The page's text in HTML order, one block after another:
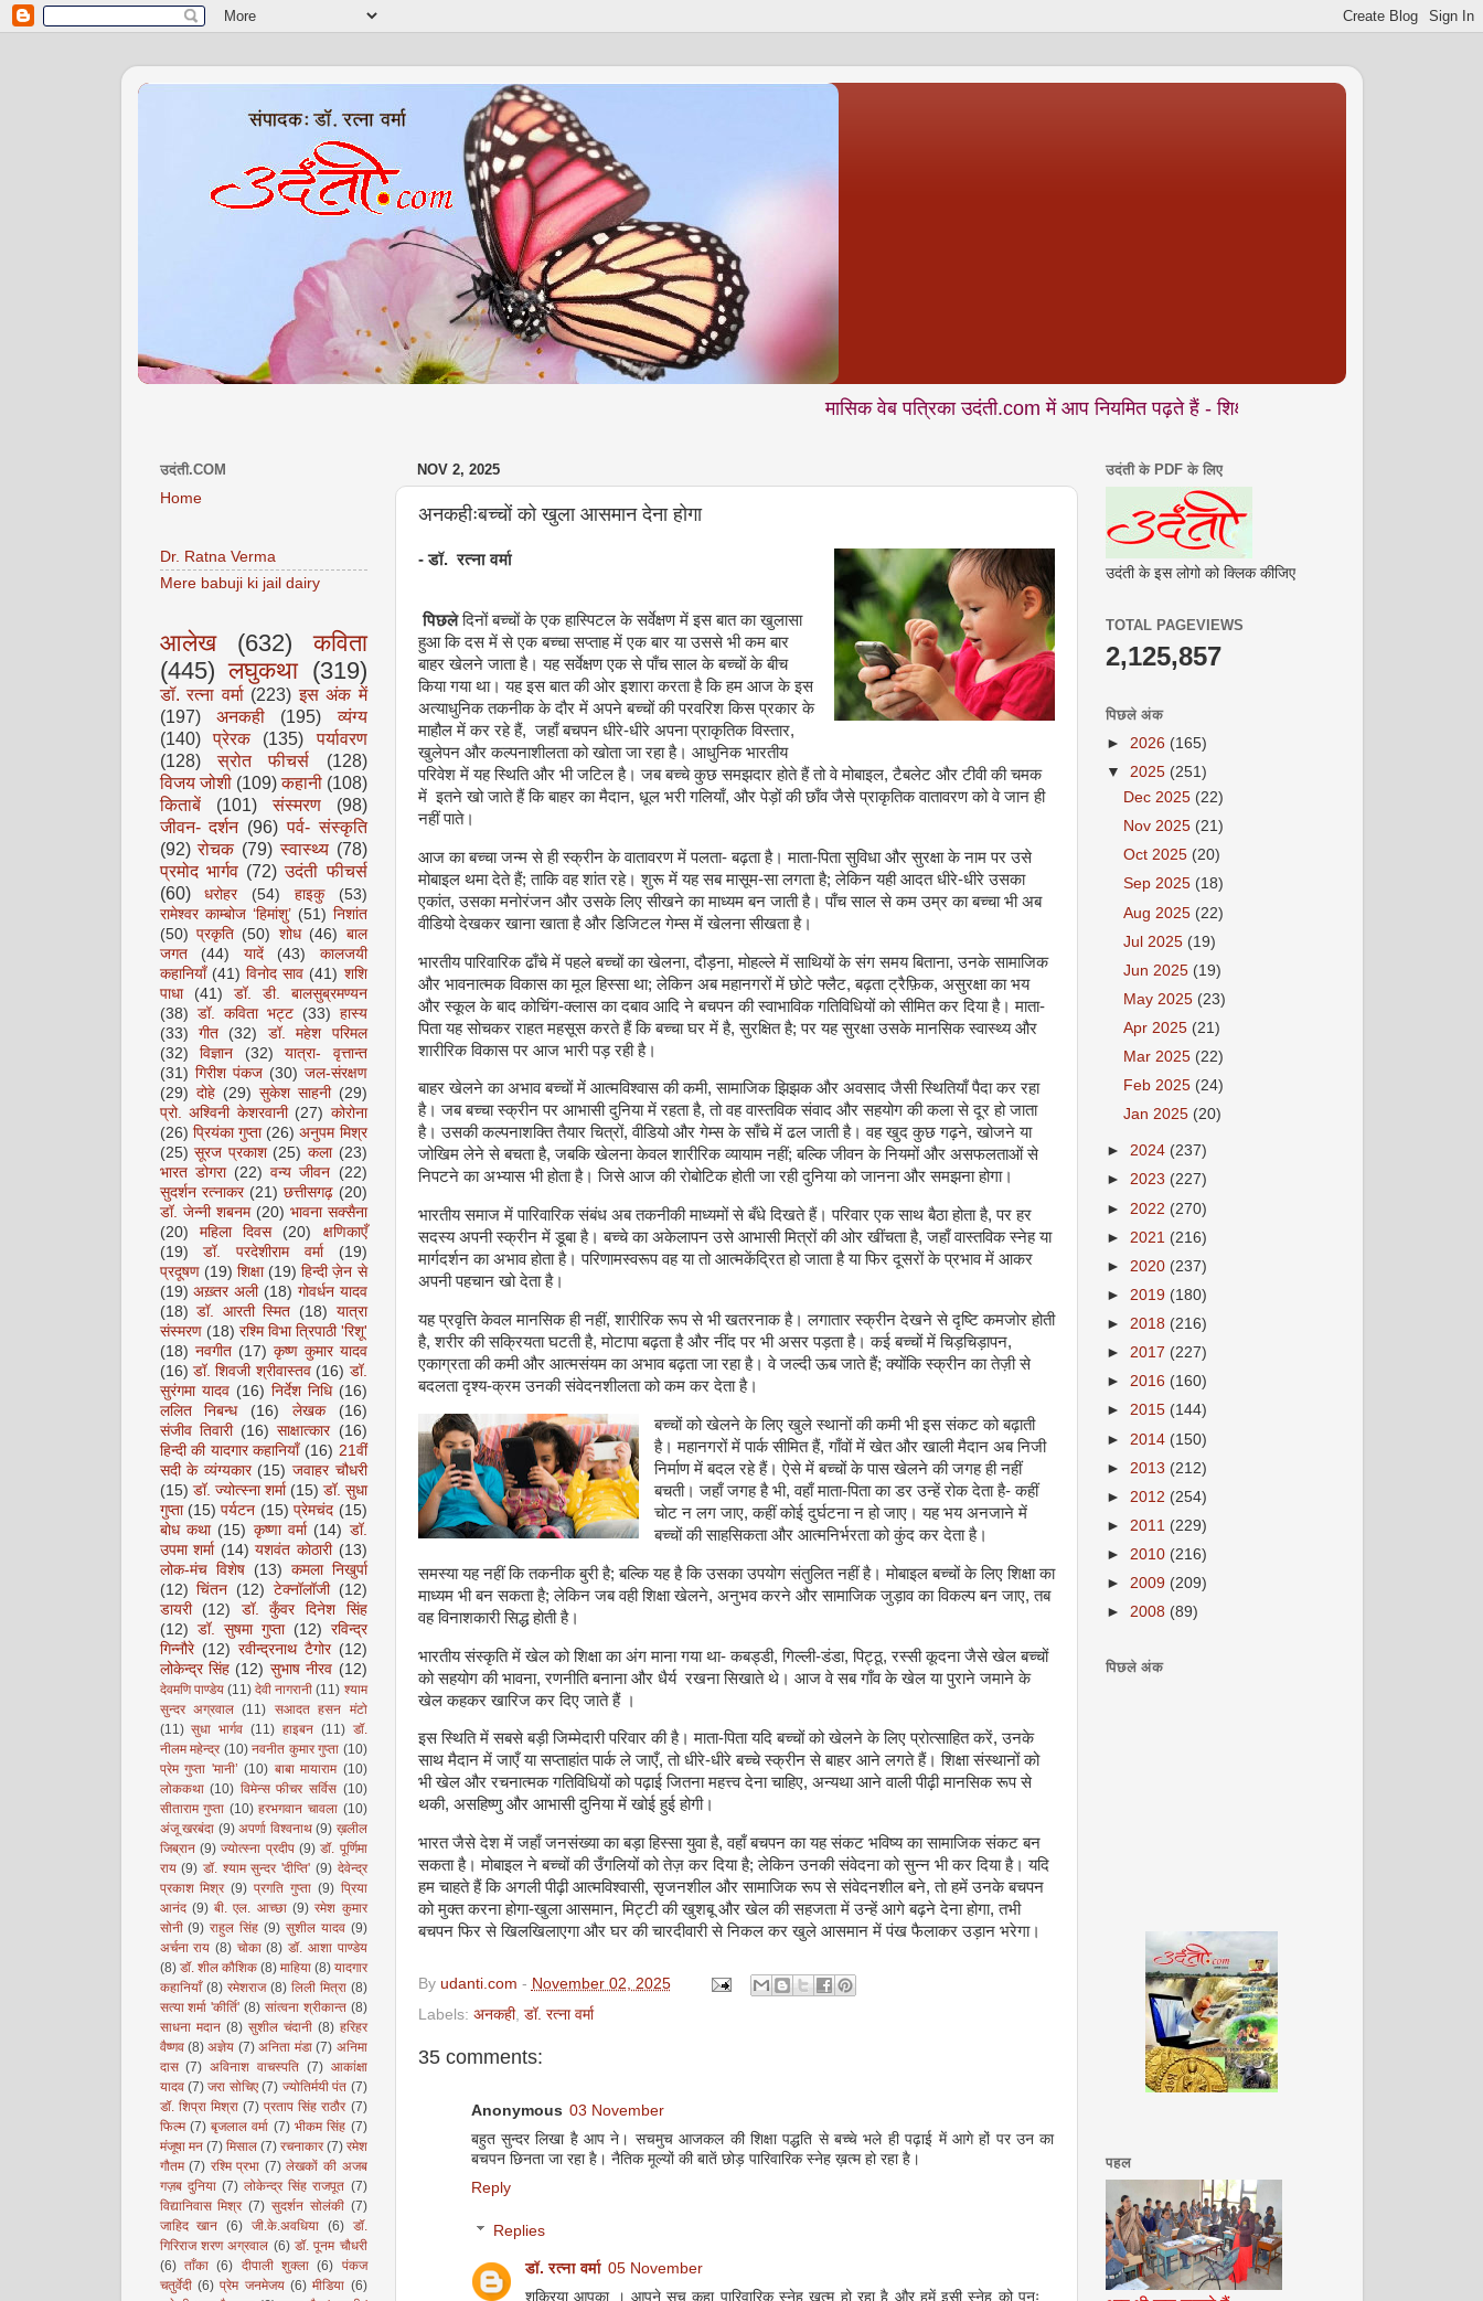
मासिक वेब पत्रिका उदंती.com में आप नियमित पढ़ते हैं - शिक्षा • समाज • कला- संस्कृति • पर्यावरण
NOV 2, 2025
अनकहीःबच्चों को खुला आसमान देना होगा
- डॉ. रत्ना वर्मा
पिछलेदिनों बच्चों के एक हास्पिटल के सर्वेक्षण में इस बात का खुलासा
हुआ कि दस में से एक बच्चा सप्ताह में एक बार या उससे भी कम बार
बाहर खेलने जाता है। यह सर्वेक्षण एक से पाँच साल के बच्चों के बीच
किया गया था। यह इस बात की ओर इशारा करता है कि हम आज के इस
अत्याधुनिक तकनीक के दौर में अपने बच्चों की परवरिश किस प्रकार के
माहौल में कर रहे हैं, जहाँ बचपन धीरे-धीरे अपना प्राकृतिक विस्तार,
खुलेपन और कल्पनाशीलता को खोता जा रहा है। आधुनिक भारतीय
परिवेश में यह स्थिति और भी जटिल है। जब बच्चे कुछ समझदार होते हैं तो वे मोबाइल, टैबलेट और टीवी की चमक
में इतने खो जाते हैं कि बाहर का मैदान, धूल भरी गलियाँ, और पेड़ों की छाँव जैसे प्राकृतिक वातावरण को वे जान ही
नहीं पाते।
आज का बच्चा जन्म से ही स्क्रीन के वातावरण में पलता- बढ़ता है। माता-पिता सुविधा और सुरक्षा के नाम पर उसे
मोबाइल थमा देते हैं; ताकि वह शांत रहे। शुरू में यह सब मासूम-सा लगता है; लेकिन यही आदत धीरे-धीरे उसका
एकांत, उसका मनोरंजन और उसके लिए सीखने का माध्यम बन जाती है। पाँच साल से कम उम्र का बच्चा भी अब
वीडियो देखकर खाना खाता है और डिजिटल गेम्स में खेलना सीखता है।
भारतीय पारिवारिक ढाँचे में पहले बच्चों का खेलना, दौड़ना, मोहल्ले में साथियों के संग समय बिताना, उनके सामाजिक
और भावनात्मक विकास का मूल हिस्सा था; लेकिन अब महानगरों में छोटे फ्लैट, बढ़ता ट्रैफ़िक, असुरक्षा का भय
और स्कूल के बाद कोचिंग-क्लास का दबाव आदि ने बचपन की स्वाभाविक गतिविधियों को सीमित कर दिया है। माता-
पिता यह सोचकर राहत महसूस करते हैं कि बच्चा घर में है, सुरक्षित है; पर यह सुरक्षा उसके मानसिक स्वास्थ्य और
शारीरिक विकास पर आज भारी पड़ रही है।
बाहर खेलने का अभाव बच्चों में आत्मविश्वास की कमी, सामाजिक झिझक और अवसाद जैसी स्थितियाँ पैदा कर रहा
है। जब बच्चा स्क्रीन पर आभासी दुनिया में रहता है, तो वह वास्तविक संवाद और सहयोग की कला से दूर हो जाता
है। उसकी कल्पनाशक्ति तैयार चित्रों, वीडियो और गेम्स के साँचे में ढल जाती है। वह खुद कुछ गढ़ने, खोजने या
जोखिम लेने से बचता है, जबकि खेलना केवल शारीरिक व्यायाम नहीं; बल्कि जीवन के नियमों और असफलताओं से
निपटने का अभ्यास भी होता है। जिसे आज की रोबोटिक होती जा रही दुनिया को जानना और समझना होगा।
भारतीय समाज में पारिवारिक संबंध अब तकनीकी माध्यमों से बँधे दिखते हैं। परिवार एक साथ बैठा होता है, पर हर
सदस्य अपनी स्क्रीन में डूबा है। बच्चे का अकेलापन उसे आभासी मित्रों की ओर खींचता है, जहाँ वास्तविक स्नेह या
मार्गदर्शन का अभाव होता है। परिणामस्वरूप वह या तो आत्मकेंद्रित हो जाता है या फिर दूसरों के प्रभाव में आकर
अपनी पहचान खो देता है।
यह प्रवृत्ति केवल मानसिक ही नहीं, शारीरिक रूप से भी खतरनाक है। लगातार स्क्रीन देखने से दृष्टि कमजोर होती
है, शरीर की सक्रियता घटती है, मोटापा बढ़ता है और नींद पर भी असर पड़ता है। कई बच्चों में चिड़चिड़ापन,
एकाग्रता की कमी और आत्मसंयम का अभाव बढ़ता जा रहा है। वे जल्दी ऊब जाते हैं; क्योंकि स्क्रीन का तेज़ी से
बदलता दृश्य-क्रम उनकी संवेदनशीलता को कम कर देता है।
बच्चों को खेलने के लिए खुले स्थानों की कमी भी इस संकट को बढ़ाती
है। महानगरों में पार्क सीमित हैं, गाँवों में खेत और खाली मैदान अब निजी
निर्माण में बदल रहे हैं। ऐसे में बच्चों के पास खेलने की जगह ही नहीं
बचती। जहाँ जगह है भी, वहाँ माता-पिता का डर उन्हें रोक देता है- कहीं
चोट न लग जाए, कहीं कोई दुर्घटना न हो जाए। यह भय अनजाने में
बच्चों की साहसिकता और आत्मनिर्भरता को कुंद कर देता है।
समस्या यह नहीं कि तकनीक बुरी है; बल्कि यह है कि उसका उपयोग संतुलित नहीं है। मोबाइल बच्चों के लिए शिक्षा का
माध्यम भी बन सकता है; लेकिन जब वही शिक्षा खेलने, अनुभव करने और सामाजिक जुड़ाव का विकल्प बन जाए, तब
वह विनाशकारी सिद्ध होती है।
भारतीय संस्कृति में खेल को शिक्षा का अंग माना गया था- कबड्डी, गिल्ली-डंडा, पिट्ठू, रस्सी कूदना जैसे खेल बच्चों
को सहयोग की भावना, रणनीति बनाना और धैर्य रखना सिखाते थे। आज वे सब गाँव के खेल या पुराने जमाने के
खेल कहकर खारिज कर दिए जाते हैं ।
इस स्थिति में सबसे बड़ी जिम्मेदारी परिवार की है। माता-पिता यदि बच्चों को खेलने के लिए प्रोत्साहित करें, उनके
साथ मैदान में जाएँ या सप्ताहांत पार्क ले जाएँ, तो धीरे-धीरे बच्चे स्क्रीन से बाहर आने लगते हैं। शिक्षा संस्थानों को
भी खेल और रचनात्मक गतिविधियों को पढ़ाई जितना महत्त्व देना चाहिए, अन्यथा आने वाली पीढ़ी मानसिक रूप से
थकी, असहिष्णु और आभासी दुनिया में खोई हुई होगी।
भारत जैसे देश में जहाँ जनसंख्या का बड़ा हिस्सा युवा है, वहाँ बचपन का यह संकट भविष्य का सामाजिक संकट बन
सकता है। मोबाइल ने बच्चों की उँगलियों को तेज़ कर दिया है; लेकिन उनकी संवेदना को सुन्न भी कर दिया है। यदि
हम चाहते हैं कि अगली पीढ़ी आत्मविश्वासी, सृजनशील और सामाजिक रूप से संवेदनशील बने, तो हमें उनके बचपन
को मुक्त करना होगा-खुला आसमान, मिट्टी की खुशबू और खेल की सहजता में उन्हें आगे बढ़ने देना होगा, तभी
बचपन फिर से खिलखिलाएगा और घर की चारदीवारी से निकल कर खुले आसमान में पंख फैलाकर उड़ान भरेगा।
By udanti.com - November 02, 2025
Labels: अनकही, डॉ. रत्ना वर्मा
35 comments:
Anonymous 03 November
बहुत सुन्दर लिखा है आप ने। सचमुच आजकल की शिक्षा पद्धति से बच्चे भले ही पढ़ाई में आगे हों पर उन का
बचपन छिनता जा रहा है। नैतिक मूल्यों की बातें छोड़ पारिवारिक स्नेह ख़त्म हो रहा है।
Reply
Replies
डॉ. रत्ना वर्मा 05 November
शुक्रिया आपका । आपने सच कहा पारिवारिक स्नेह खत्म हो रहा है और हमें इसी स्नेह को पुनः
उदंती.COM
Home
Dr. Ratna Verma
Mere babuji ki jail dairy
आलेख (632)
कविता
(445) लघुकथा (319)
डॉ. रत्ना वर्मा (223) इस अंक में
(197)
अनकही (195)
व्यंग्य
(140)
प्रेरक (135)
पर्यावरण
(128)
स्रोत फीचर्स
(128)
विजय जोशी (109) कहानी (108)
किताबें
(101) संस्मरण
(98)
जीवन- दर्शन (96) पर्व- संस्कृति
(92) रोचक (79) स्वास्थ्य (78)
प्रमोद भार्गव (72) उदंती फीचर्स
(60)
धरोहर (54) हाइकु
(53)
रामेश्वर काम्बोज ‘हिमांशु’ (51) निशांत
(50) प्रकृति (50) शोध (46) बाल
जगत
(44) यादें (43)
कालजयी
कहानियाँ (41) विनोद साव (41) शशि
पाधा
(41)
डॉ. डी. बालसुब्रमण्यन
(38) डॉ. कविता भट्ट (33) हास्य
(33)
गीत (32)
डॉ. महेश परिमल
(32)
विज्ञान (32)
यात्रा- वृत्तान्त
(31) गिरीश पंकज (30) जल-संरक्षण
(29) दोहे (29) सुकेश साहनी (29)
प्रो. अश्विनी केशरवानी (27) कोरोना
(26) प्रियंका गुप्ता (26) अनुपम मिश्र
(25) सूरज प्रकाश (25) कला (23)
भारत डोगरा (22) वन्य जीवन (22)
सुदर्शन रत्नाकर (21) छत्तीसगढ़ (20)
डॉ. जेन्नी शबनम (20) भावना सक्सैना
(20)
महिला दिवस (20)
क्षणिकाएँ
(19)
डॉ. परदेशीराम वर्मा
(19)
प्रदूषण (19) शिक्षा (19) हिन्दी ज़ेन से
(19) अख़्तर अली (18) गोवर्धन यादव
(18) डॉ. आरती स्मित (18) यात्रा
संस्मरण (18) रश्मि विभा त्रिपाठी 'रिशू'
(18) नवगीत (17) कृष्ण कुमार यादव
(16) डॉ. शिवजी श्रीवास्तव (16) डॉ.
सुरंगमा यादव (16) निर्देश निधि (16)
ललित निबन्ध
(16) लेखक
(16)
संजीव तिवारी (16) साक्षात्कार (16)
हिन्दी की यादगार कहानियाँ (16) 21वीं
सदी के व्यंग्यकार (15) जवाहर चौधरी
(15) डॉ. ज्योत्स्ना शर्मा (15) डॉ. सुधा
गुप्ता (15) पर्यटन (15) प्रेमचंद (15)
बोध कथा (15) कृष्णा वर्मा (14) डॉ.
उपमा शर्मा (14) यशवंत कोठारी (13)
लोक-मंच विशेष
(13) कमला निखुर्पा
(12) चिंतन (12) टेक्नॉलॉजी
(12)
डायरी
(12)
डॉ. कुँवर दिनेश सिंह
(12) डॉ. सुषमा गुप्ता (12) रविन्द्र
गिन्नौरे (12) रवीन्द्रनाथ टैगोर (12)
लोकेन्द्र सिंह (12) सुभाष नीरव (12)
देवमणि पाण्डेय (11) देवी नागरानी (11) श्याम
सुन्दर अग्रवाल (11) सआदत हसन मंटो
(11) सुधा भार्गव (11) हाइबन (11) डॉ.
नीलम महेन्द्र (10) नवनीत कुमार गुप्ता (10)
प्रेम गुप्ता 'मानी’ (10) बाबा मायाराम (10)
लोककथा (10) विमेन्स फीचर सर्विस (10)
सीताराम गुप्ता (10) हरभगवान चावला (10)
अंजू खरबंदा (9) अपर्णा विश्वनाथ (9) ख़लील
जिब्रान (9) ज्योत्स्ना प्रदीप (9) डॉ. पूर्णिमा
राय (9) डॉ. श्याम सुन्दर 'दीप्ति' (9) देवेन्द्र
प्रकाश मिश्र (9) प्रगति गुप्ता (9) प्रिया
आनंद (9) बी. एल. आच्छा (9) रमेश कुमार
सोनी (9) राहुल सिंह (9) सुशील यादव (9)
अर्चना राय (8) चोका (8) डॉ. आशा पाण्डेय
(8) डॉ. शील कौशिक (8) माहिया (8) यादगार
कहानियाँ (8) रमेशराज (8) लिली मित्रा (8)
सत्या शर्मा 'कीर्ति' (8) सांत्वना श्रीकान्त (8)
साधना मदान (8) सुशील चंदानी (8) हरिहर
वैष्णव (8) अज्ञेय (7) अनिता मंडा (7) अनिमा
दास (7) अविनाश वाचस्पति (7) आकांक्षा
यादव (7) जरा सोचिए (7) ज्योतिर्मयी पंत (7)
डॉ. शिप्रा मिश्रा (7) प्रताप सिंह राठौर (7)
फिल्म (7) बृजलाल वर्मा (7) भीकम सिंह (7)
मंजूषा मन (7) मिसाल (7) रचनाकार (7) रमेश
गौतम (7) रश्मि प्रभा (7) लेखकों की अजब
गज़ब दुनिया (7) लोकेन्द्र सिंह राजपूत (7)
विद्यानिवास मिश्र (7) सुदर्शन सोलंकी (7)
जाहिद खान (6) जी.के.अवधिया (6) डॉ.
गिरिराज शरण अग्रवाल (6) डॉ. पूनम चौधरी
(6) ताँका (6) दीपाली शुक्ला (6) पंकज
चतुर्वेदी (6) प्रेम जनमेजय (6) मीडिया (6)
उदंती के PDF के लिए
उदंती के इस लोगो को क्लिक कीजिए
TOTAL PAGEVIEWS
2,125,857
पिछले अंक
► 2026 (165)
▼ 2025 (251)
Dec 2025 (22)
Nov 2025 (21)
Oct 2025 (20)
Sep 2025 (18)
Aug 2025 (22)
Jul 2025 (19)
Jun 2025 (19)
May 2025 (23)
Apr 2025 (21)
Mar 2025 (22)
Feb 2025 (24)
Jan 2025 (20)
► 2024 (237)
► 2023 (227)
► 2022 (270)
► 2021 (216)
► 2020 (237)
► 2019 (180)
► 2018 (216)
► 2017 (227)
► 2016 (160)
► 2015 (144)
► 2014 (150)
► 2013 (212)
► 2012 (254)
► 2011 (229)
► 2010 (216)
► 2009 (209)
► 2008 (89)
पिछले अंक
अगस्त 2008
पहल